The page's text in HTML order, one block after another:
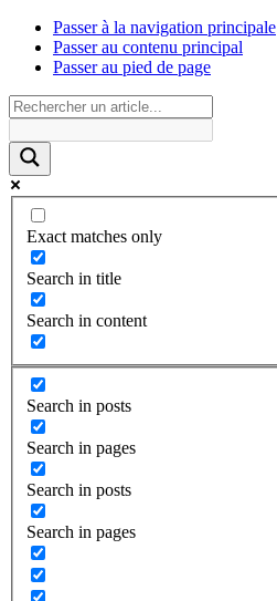
Passer à la navigation principale
Passer au contenu principal
Passer au pied de page
Exact matches only
Search in title
Search in content
Search in posts
Search in pages
Search in posts
Search in pages